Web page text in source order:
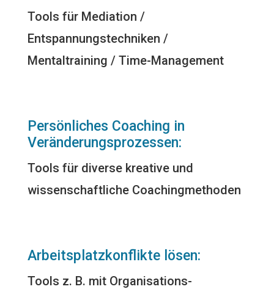
Tools für Mediation /
Entspannungstechniken /
Mentaltraining / Time-Management
Persönliches Coaching in
Veränderungsprozessen:
Tools für diverse kreative und
wissenschaftliche Coachingmethoden
Arbeitsplatzkonflikte lösen:
Tools z. B. mit Organisations-